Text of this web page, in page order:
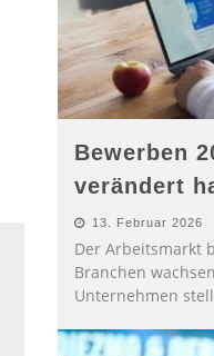
Bewerben
verändert
13. Februar 2026
Der Arbeitsmarkt
Branchen
Unternehmen